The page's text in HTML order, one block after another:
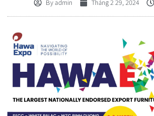
Byadmin Tháng 2 29, 2024